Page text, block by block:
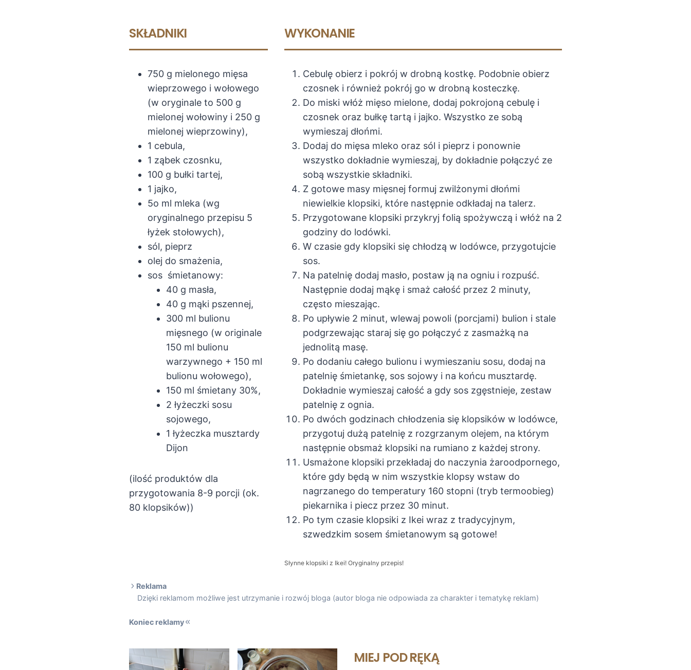
SKŁADNIKI
750 g mielonego mięsa
wieprzowego i wołowego
(w oryginale to 500 g
mielonej wołowiny i 250 g
mielonej wieprzowiny),
1 cebula,
1 ząbek czosnku,
100 g bułki tartej,
1 jajko,
5o ml mleka (wg
oryginalnego przepisu 5
łyżek stołowych),
sól, pieprz
olej do smażenia,
sos śmietanowy:
40 g masła,
40 g mąki pszennej,
300 ml bulionu
mięsnego (w originale
150 ml bulionu
warzywnego + 150 ml
bulionu wołowego),
150 ml śmietany 30%,
2 łyżeczki sosu
sojowego,
1 łyżeczka musztardy
Dijon
(ilość produktów dla
przygotowania 8-9 porcji (ok.
80 klopsików))
WYKONANIE
Cebulę obierz i pokrój w drobną kostkę. Podobnie obierz
czosnek i również pokrój go w drobną kosteczkę.
Do miski włóż mięso mielone, dodaj pokrojoną cebulę i
czosnek oraz bułkę tartą i jajko. Wszystko ze sobą
wymieszaj dłońmi.
Dodaj do mięsa mleko oraz sól i pieprz i ponownie
wszystko dokładnie wymieszaj, by dokładnie połączyć ze
sobą wszystkie składniki.
Z gotowe masy mięsnej formuj zwilżonymi dłońmi
niewielkie klopsiki, które następnie odkładaj na talerz.
Przygotowane klopsiki przykryj folią spożywczą i włóż na 2
godziny do lodówki.
W czasie gdy klopsiki się chłodzą w lodówce, przygotujcie
sos.
Na patelnię dodaj masło, postaw ją na ogniu i rozpuść.
Następnie dodaj mąkę i smaż całość przez 2 minuty,
często mieszając.
Po upływie 2 minut, wlewaj powoli (porcjami) bulion i stale
podgrzewając staraj się go połączyć z zasmażką na
jednolitą masę.
Po dodaniu całego bulionu i wymieszaniu sosu, dodaj na
patelnię śmietankę, sos sojowy i na końcu musztardę.
Dokładnie wymieszaj całość a gdy sos zgęstnieje, zestaw
patelnię z ognia.
Po dwóch godzinach chłodzenia się klopsików w lodówce,
przygotuj dużą patelnię z rozgrzanym olejem, na którym
następnie obsmaż klopsiki na rumiano z każdej strony.
Usmażone klopsiki przekładaj do naczynia żaroodpornego,
które gdy będą w nim wszystkie klopsy wstaw do
nagrzanego do temperatury 160 stopni (tryb termoobieg)
piekarnika i piecz przez 30 minut.
Po tym czasie klopsiki z Ikei wraz z tradycyjnym,
szwedzkim sosem śmietanowym są gotowe!
Słynne klopsiki z Ikei! Oryginalny przepis!
Reklama
Dzięki reklamom możliwe jest utrzymanie i rozwój bloga (autor bloga nie odpowiada za charakter i tematykę reklam)
Koniec reklamy
MIEJ POD RĘKĄ